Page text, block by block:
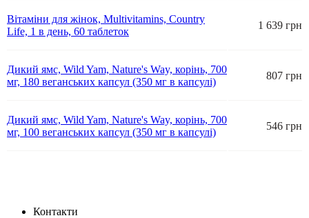
Вітаміни для жінок, Multivitamins, Country
Life, 1 в день, 60 таблеток
1 639 грн
Дикий ямс, Wild Yam, Nature's Way, корінь, 700
мг, 180 веганських капсул (350 мг в капсулі)
807 грн
Дикий ямс, Wild Yam, Nature's Way, корінь, 700
мг, 100 веганських капсул (350 мг в капсулі)
546 грн
Контакти